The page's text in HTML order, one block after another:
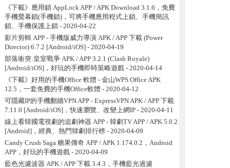
《下載》應用鎖 AppLock APP / APK Download 3.1.6，免費
手機螢幕鎖(手機鎖)，可將手機應用程式上鎖、手機簡訊
鎖、手機保護上鎖 - 2020-04-22
影片剪輯 APP - 手機版威力導演 APK / APP 下載 (Power
Director) 6.7.2 [Android/iOS]- 2020-04-19
部落衝突:皇室戰爭 APK / APP 3.2.1 (Clash Royale)
[Android/iOS]，好玩的手機即時策略遊戲- 2020-04-14
《下載》好用的手機Office 軟體 - 金山WPS Office APK
12.5，一套免費的手機Office軟體 - 2020-04-12
可隱藏IP的手機翻牆VPN APP - ExpressVPN APK / APP 下載
7.11.0 [Android/iOS]，快速瀏覽、改變上網IP- 2020-04-11
線上看韓國電視劇的追劇神器 APP - 韓劇TV APP / APK 5.0.2
[Android]，經典、熱門韓劇排行榜- 2020-04-09
Candy Crush Saga 糖果傳奇 APP / APK 1.174.0.2，Android
APP，好玩的手機遊戲- 2020-04-09
藍色光濾波器 APK / APP 下載 3.4.3，手機藍光過濾